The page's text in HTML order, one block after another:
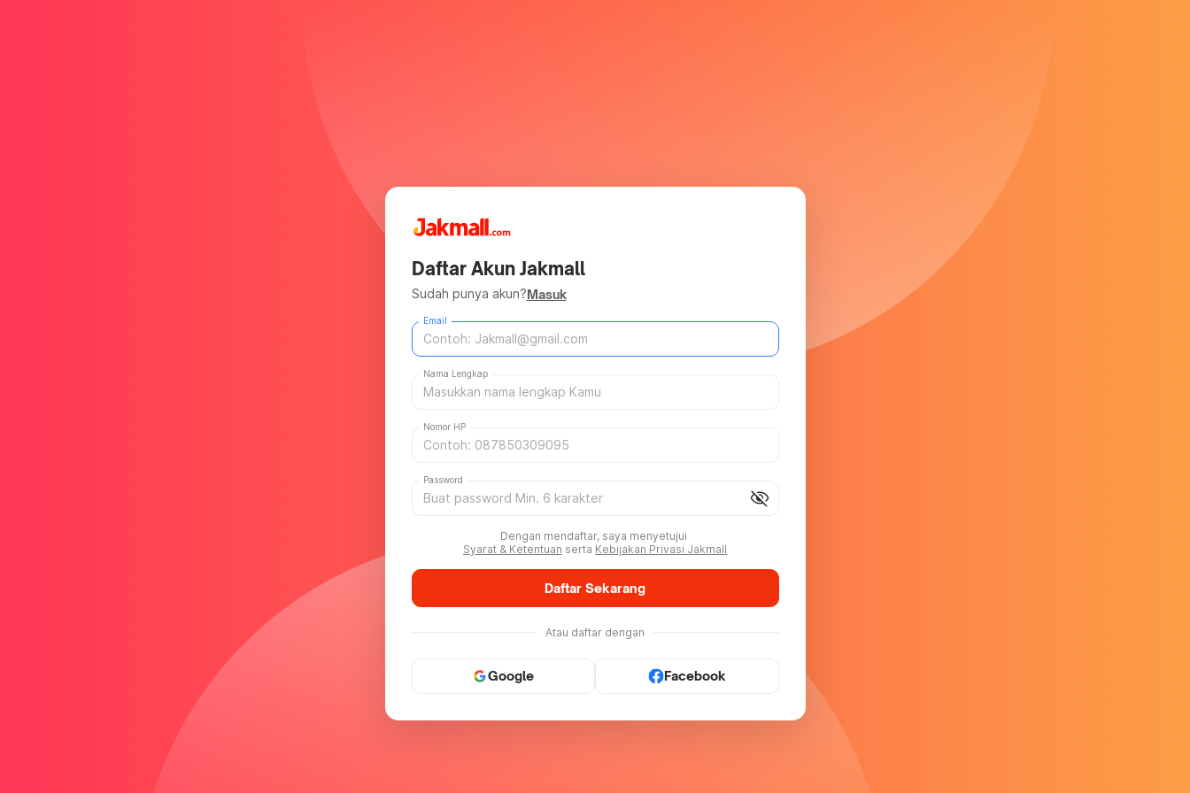
Daftar Akun Jakmall
Sudah punya akun?Masuk
Email
Nama Lengkap
Nomor HP
visibility_off
Password
Dengan mendaftar, saya menyetujui
Syarat & Ketentuan serta Kebijakan Privasi Jakmall
Daftar Sekarang
Atau daftar dengan
Google Facebook